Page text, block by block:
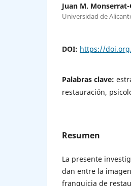
Juan M.
Universidad de
DOI: https://doi.org/
Palabras clave:
restauración,
Resumen
La presente
dan entre la
franquicia de